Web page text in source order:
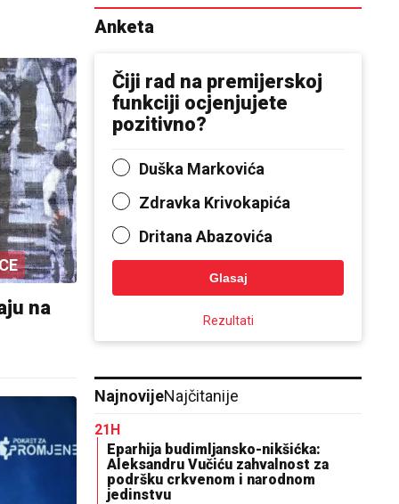
na
Anketa
Čiji rad na premijerskoj
funkciji ocjenjujete
pozitivno?
Duška Markovića
Zdravka Krivokapića
Dritana Abazovića
Glasaj
Rezultati
NajnovijeNajčitanije
21H
Eparhija budimljansko-nikšićka:
Aleksandru Vučiću zahvalnost za
podršku crkvenom i narodnom
jedinstvu